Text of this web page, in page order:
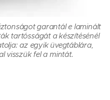
garantál e laminált
tartósságát a készítésénél
az egyik üvegtáblára,
visszük fel a mintát.